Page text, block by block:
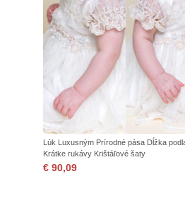
Lúk Luxusným Prírodné pása Dĺžka
Krátke rukávy Krištáľové šaty
€ 90,09